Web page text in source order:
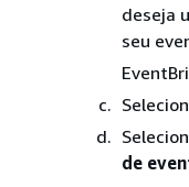
deseja
seu
de